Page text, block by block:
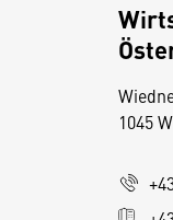
1045